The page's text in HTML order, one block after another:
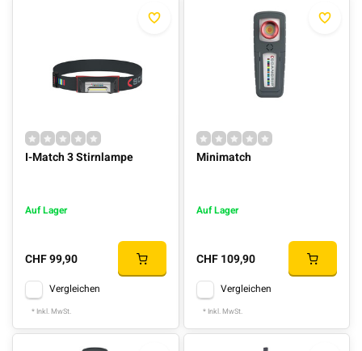
I-Match 3 Stirnlampe
Auf Lager
CHF 99,90
Vergleichen
* Inkl. MwSt.
Minimatch
Auf Lager
CHF 109,90
Vergleichen
* Inkl. MwSt.